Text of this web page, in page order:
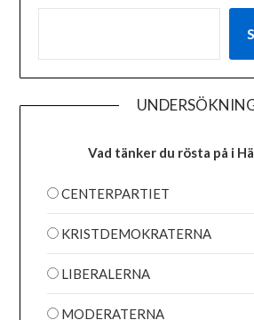
Vad tänker du rösta på i
CENTERPARTIET
KRISTDEMOKRATERNA
LIBERALERNA
MODERATERNA